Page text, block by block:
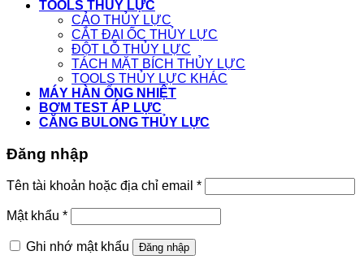
TOOLS THỦY LỰC
CẢO THỦY LỰC
CẮT ĐAI ỐC THỦY LỰC
ĐỘT LỖ THỦY LỰC
TÁCH MẶT BÍCH THỦY LỰC
TOOLS THỦY LỰC KHÁC
MÁY HÀN ỐNG NHIỆT
BƠM TEST ÁP LỰC
CĂNG BULONG THỦY LỰC
Đăng nhập
Tên tài khoản hoặc địa chỉ email *
Mật khẩu *
Ghi nhớ mật khẩu Đăng nhập